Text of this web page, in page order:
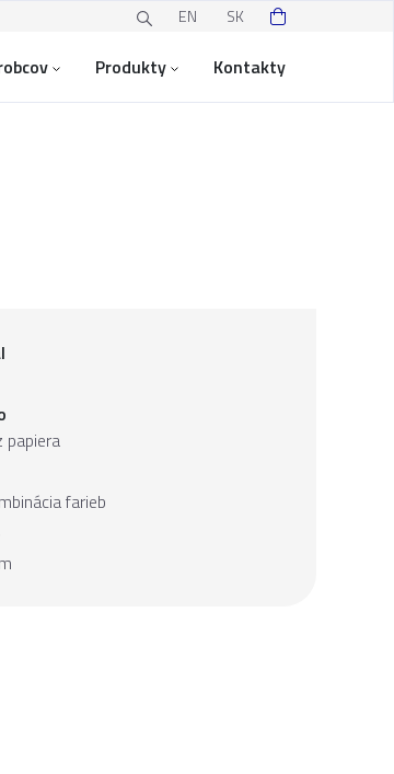
EN SK
Produkty Kontakty
papiera
farieb